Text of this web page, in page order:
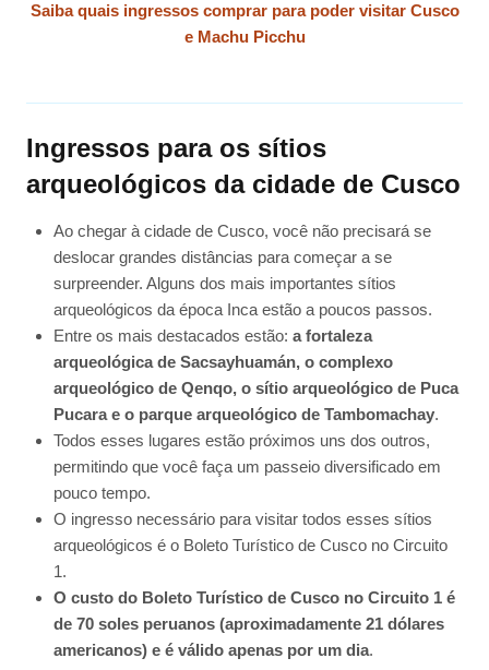
Saiba quais ingressos comprar para poder visitar Cusco
e Machu Picchu
Ingressos para os sítios
arqueológicos da cidade de Cusco
Ao chegar à cidade de Cusco, você não precisará se
deslocar grandes distâncias para começar a se
surpreender. Alguns dos mais importantes sítios
arqueológicos da época Inca estão a poucos passos.
Entre os mais destacados estão: a fortaleza
arqueológica de Sacsayhuamán, o complexo
arqueológico de Qenqo, o sítio arqueológico de Puca
Pucara e o parque arqueológico de Tambomachay.
Todos esses lugares estão próximos uns dos outros,
permitindo que você faça um passeio diversificado em
pouco tempo.
O ingresso necessário para visitar todos esses sítios
arqueológicos é o Boleto Turístico de Cusco no Circuito
1.
O custo do Boleto Turístico de Cusco no Circuito 1 é
de 70 soles peruanos (aproximadamente 21 dólares
americanos) e é válido apenas por um dia.